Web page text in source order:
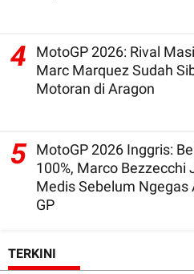
4
MotoGP 2026: Rival
Marc Marquez Sudah
Motoran di Aragon
5 MotoGP 2026 Inggris:
100%, Marco Bezzecchi
Medis Sebelum Ngegas
GP
TERKINI